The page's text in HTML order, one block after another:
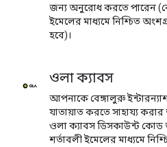
জন্য অনুরোধ করতে পারেন
ইমেলের মাধ্যমে নিশ্চিত
হবে)।
ওলা ক্যাবস
আপনাকে বেঙ্গালুরু
যাতায়াত করতে সাহায্য
ওলা ক্যাবস ডিসকাউন্ট কোড
শর্তাবলী ইমেলের মাধ্যমে